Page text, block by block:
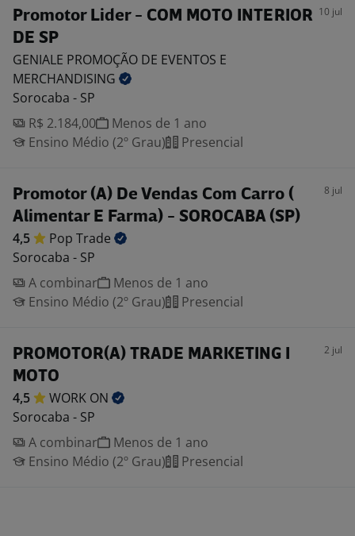
Promotor Lider - COM MOTO INTERIOR
DE SP
10 jul
GENIALE PROMOÇÃO DE EVENTOS E
MERCHANDISING
Sorocaba - SP
R$ 2.184,00
Menos de 1 ano
Ensino Médio (2º Grau)
Presencial
Promotor (A) De Vendas Com Carro (
Alimentar E Farma) - SOROCABA (SP)
8 jul
4,5 Pop Trade
Sorocaba - SP
A combinar
Menos de 1 ano
Ensino Médio (2º Grau)
Presencial
PROMOTOR(A) TRADE MARKETING I
MOTO
2 jul
4,5 WORK ON
Sorocaba - SP
A combinar
Menos de 1 ano
Ensino Médio (2º Grau)
Presencial